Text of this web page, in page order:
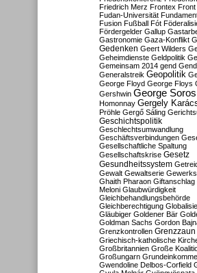
Friedrich Merz Frontex Front
Fudan-Universität
Fusion Fußball Fót
Fördergelder Gallup
Gastronomie Gaza-Konflikt
Gedenken Geert Wilders
Geheimdienste Geldpolitik
Gemeinsam 2014 gend
Generalstreik Geopolitik
George Floyd George Floys
Gershwin George Soros
Homonnay Gergely
Pröhle Gergő Sáling
Geschichtspolitik
Geschlechtsumwandlung
Geschäftsverbindungen
Gesellschaftliche Spaltung
Gesellschaftskrise Gesetz
Gesundheitssystem
Gewalt Gewaltserie
Ghaith Pharaon Giftanschlag
Meloni Glaubwürdigkeit
Gleichbehandlungsbehörde
Gleichberechtigung
Gläubiger Goldener Bär
Goldman Sachs Gordon
Grenzkontrollen Grenzzaun
Griechisch-katholische
Großbritannien Große
Großungarn
Gwendoline Delbos-Corfield